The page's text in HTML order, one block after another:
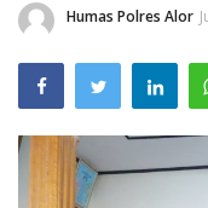
Mitra Polisi
Polisi Kita
Humas Polres Alor